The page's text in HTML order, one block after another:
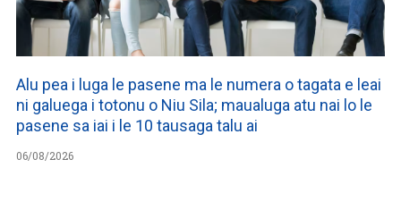
Alu pea i luga le pasene ma le numera o tagata e leai
ni galuega i totonu o Niu Sila; maualuga atu nai lo le
pasene sa iai i le 10 tausaga talu ai
06/08/2026